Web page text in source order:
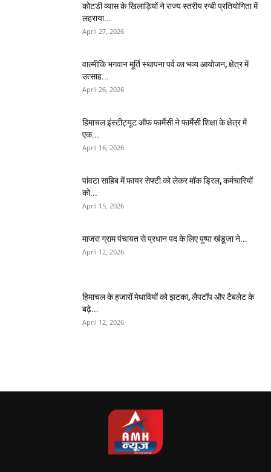
कोटडी व्यास के खिलाड़ियों ने राज्य स्तरीय रग्बी प्रतियोगिता में
लहराया...
April 27, 2026
वाल्मीकि भगवान मूर्ति स्थापना पर्व का भव्य आयोजन, क्षेत्र में
उत्साह...
April 26, 2026
हिमाचल इंस्टीट्यूट ऑफ फार्मेसी ने फार्मेसी शिक्षा के क्षेत्र में
एक...
April 16, 2026
पांवटा साहिब में फायर सेफ्टी को लेकर मॉक ड्रिल, कर्मचारियों
को...
April 15, 2026
माजरा ग्राम पंचायत से प्रधान पद के लिए पुष्पा खंडूजा ने...
April 12, 2026
हिमाचल के हजारों मेधावियों को झटका, लैपटॉप और टैबलेट के
बढ़े...
April 12, 2026